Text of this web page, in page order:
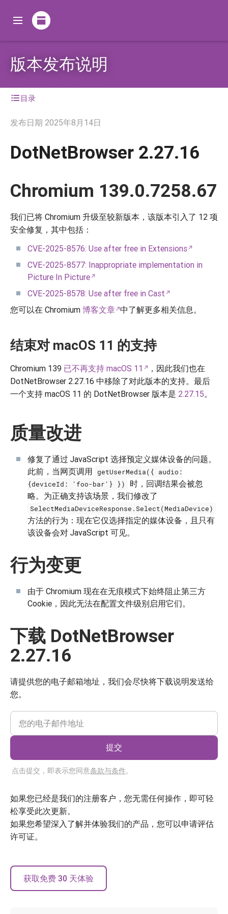
版本发布说明
目录
发布日期 2025年8月14日
DotNetBrowser 2.27.16
Chromium 139.0.7258.67
我们已将 Chromium 升级至较新版本，该版本引入了 12 项
安全修复，其中包括：
CVE-2025-8576: Use after free in Extensions
CVE-2025-8577: Inappropriate implementation in
Picture In Picture
CVE-2025-8578: Use after free in Cast
您可以在 Chromium 博客文章 中了解更多相关信息。
结束对 macOS 11 的支持
Chromium 139 已不再支持 macOS 11
，因此我们也在
DotNetBrowser 2.27.16 中移除了对此版本的支持。最后
一个支持 macOS 11 的 DotNetBrowser 版本是 2.27.15。
质量改进
修复了通过 JavaScript 选择预定义媒体设备的问题。
此前，当网页调用
getUserMedia({ audio:
{deviceId: 'foo-bar'} })
时，回调结果会被忽
略。为正确支持该场景，我们修改了
SelectMediaDeviceResponse.Select(MediaDevice)
方法的行为：现在它仅选择指定的媒体设备，且只有
该设备会对 JavaScript 可见。
行为变更
由于 Chromium 现在在无痕模式下始终阻止第三方
Cookie，因此无法在配置文件级别启用它们。
下载 DotNetBrowser
2.27.16
请提供您的电子邮箱地址，我们会尽快将下载说明发送给
您。
提交
点击提交，即表示您同意条款与条件。
如果您已经是我们的注册客户，您无需任何操作，即可轻
松享受此次更新。
如果您希望深入了解并体验我们的产品，您可以申请评估
许可证。
获取免费 30 天体验